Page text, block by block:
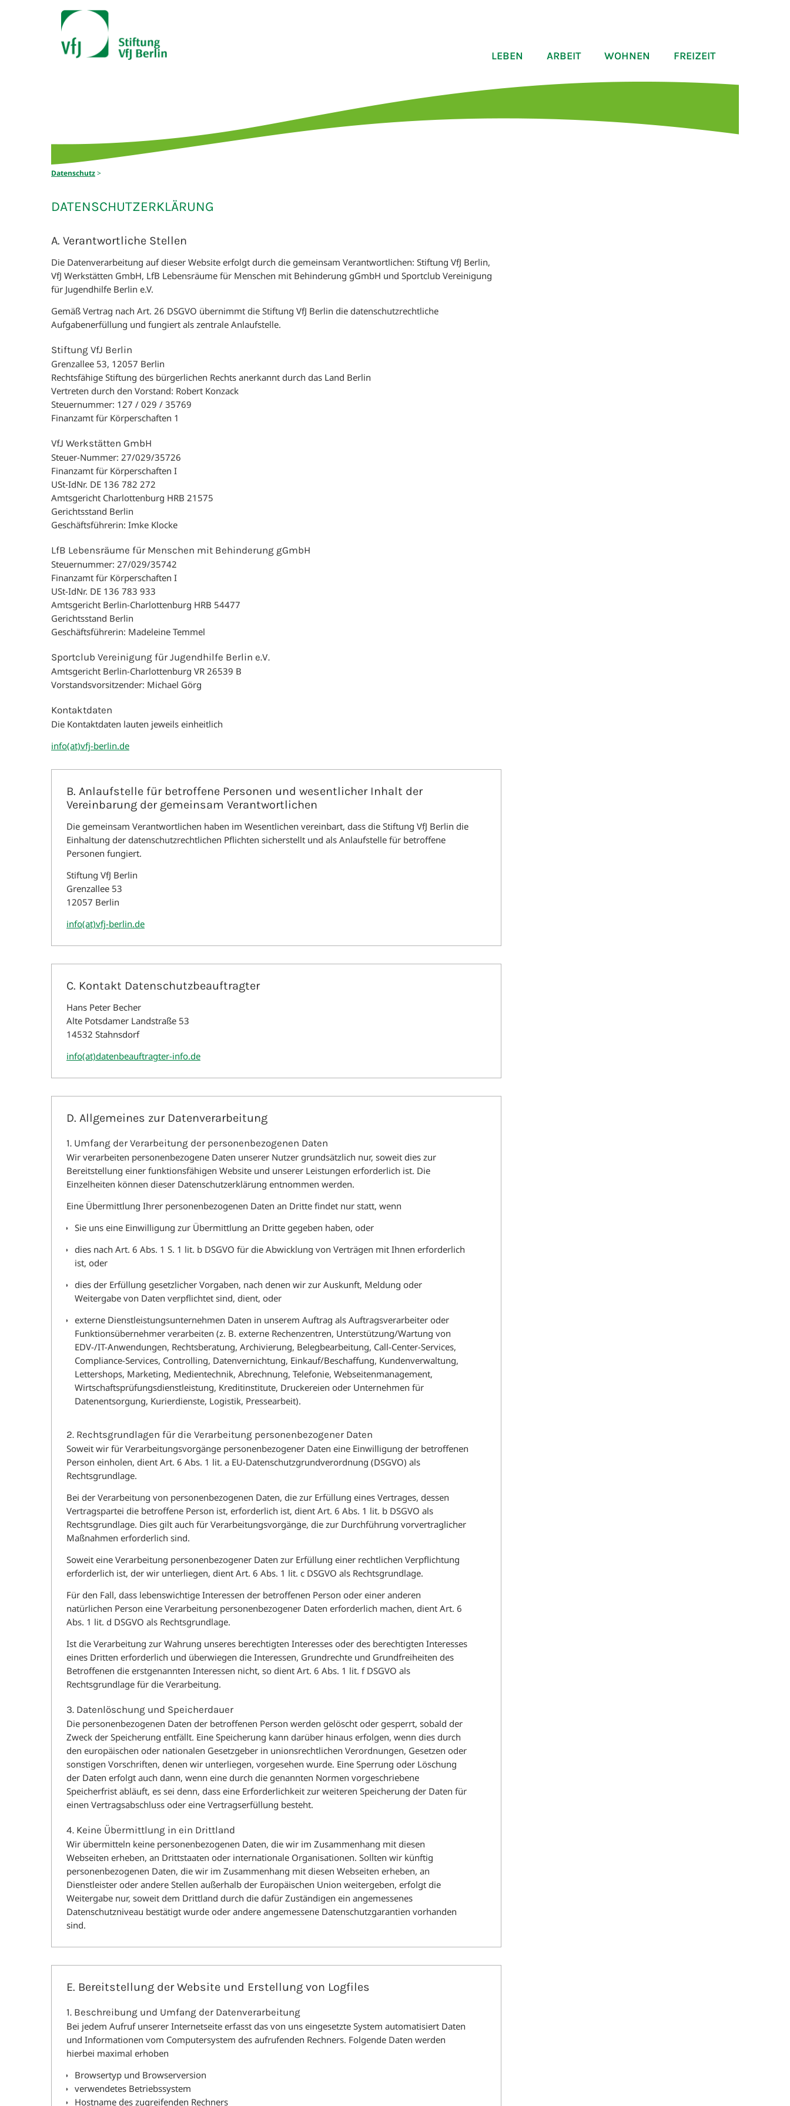
LEBEN ARBEIT WOHNEN FREIZEIT
Datenschutz>
DATENSCHUTZERKLÄRUNG
A. Verantwortliche Stellen
Die Datenverarbeitung auf dieser Website erfolgt durch die gemeinsam Verantwortlichen: Stiftung VfJ Berlin,
VfJ Werkstätten GmbH, LfB Lebensräume für Menschen mit Behinderung gGmbH und Sportclub Vereinigung
für Jugendhilfe Berlin e.V.
Gemäß Vertrag nach Art. 26 DSGVO übernimmt die Stiftung VfJ Berlin die datenschutzrechtliche
Aufgabenerfüllung und fungiert als zentrale Anlaufstelle.
Stiftung VfJ Berlin
Grenzallee 53, 12057 Berlin
Rechtsfähige Stiftung des bürgerlichen Rechts anerkannt durch das Land Berlin
Vertreten durch den Vorstand: Robert Konzack
Steuernummer: 127 / 029 / 35769
Finanzamt für Körperschaften 1
VfJ Werkstätten GmbH
Steuer-Nummer: 27/029/35726
Finanzamt für Körperschaften I
USt-IdNr. DE 136 782 272
Amtsgericht Charlottenburg HRB 21575
Gerichtsstand Berlin
Geschäftsführerin: Imke Klocke
LfB Lebensräume für Menschen mit Behinderung gGmbH
Steuernummer: 27/029/35742
Finanzamt für Körperschaften I
USt-IdNr. DE 136 783 933
Amtsgericht Berlin-Charlottenburg HRB 54477
Gerichtsstand Berlin
Geschäftsführerin: Madeleine Temmel
Sportclub Vereinigung für Jugendhilfe Berlin e.V.
Amtsgericht Berlin-Charlottenburg VR 26539 B
Vorstandsvorsitzender: Michael Görg
Kontaktdaten
Die Kontaktdaten lauten jeweils einheitlich
info(at)vfj-berlin.de
B. Anlaufstelle für betroffene Personen und wesentlicher Inhalt der
Vereinbarung der gemeinsam Verantwortlichen
Die gemeinsam Verantwortlichen haben im Wesentlichen vereinbart, dass die Stiftung VfJ Berlin die
Einhaltung der datenschutzrechtlichen Pflichten sicherstellt und als Anlaufstelle für betroffene
Personen fungiert.
Stiftung VfJ Berlin
Grenzallee 53
12057 Berlin
info(at)vfj-berlin.de
C. Kontakt Datenschutzbeauftragter
Hans Peter Becher
Alte Potsdamer Landstraße 53
14532 Stahnsdorf
info(at)datenbeauftragter-info.de
D. Allgemeines zur Datenverarbeitung
1. Umfang der Verarbeitung der personenbezogenen Daten
Wir verarbeiten personenbezogene Daten unserer Nutzer grundsätzlich nur, soweit dies zur
Bereitstellung einer funktionsfähigen Website und unserer Leistungen erforderlich ist. Die
Einzelheiten können dieser Datenschutzerklärung entnommen werden.
Eine Übermittlung Ihrer personenbezogenen Daten an Dritte findet nur statt, wenn
Sie uns eine Einwilligung zur Übermittlung an Dritte gegeben haben, oder
dies nach Art. 6 Abs. 1 S. 1 lit. b DSGVO für die Abwicklung von Verträgen mit Ihnen erforderlich
ist, oder
dies der Erfüllung gesetzlicher Vorgaben, nach denen wir zur Auskunft, Meldung oder
Weitergabe von Daten verpflichtet sind, dient, oder
externe Dienstleistungsunternehmen Daten in unserem Auftrag als Auftragsverarbeiter oder
Funktionsübernehmer verarbeiten (z. B. externe Rechenzentren, Unterstützung/Wartung von
EDV-/IT-Anwendungen, Rechtsberatung, Archivierung, Belegbearbeitung, Call-Center-Services,
Compliance-Services, Controlling, Datenvernichtung, Einkauf/Beschaffung, Kundenverwaltung,
Lettershops, Marketing, Medientechnik, Abrechnung, Telefonie, Webseitenmanagement,
Wirtschaftsprüfungsdienstleistung, Kreditinstitute, Druckereien oder Unternehmen für
Datenentsorgung, Kurierdienste, Logistik, Pressearbeit).
2. Rechtsgrundlagen für die Verarbeitung personenbezogener Daten
Soweit wir für Verarbeitungsvorgänge personenbezogener Daten eine Einwilligung der betroffenen
Person einholen, dient Art. 6 Abs. 1 lit. a EU-Datenschutzgrundverordnung (DSGVO) als
Rechtsgrundlage.
Bei der Verarbeitung von personenbezogenen Daten, die zur Erfüllung eines Vertrages, dessen
Vertragspartei die betroffene Person ist, erforderlich ist, dient Art. 6 Abs. 1 lit. b DSGVO als
Rechtsgrundlage. Dies gilt auch für Verarbeitungsvorgänge, die zur Durchführung vorvertraglicher
Maßnahmen erforderlich sind.
Soweit eine Verarbeitung personenbezogener Daten zur Erfüllung einer rechtlichen Verpflichtung
erforderlich ist, der wir unterliegen, dient Art. 6 Abs. 1 lit. c DSGVO als Rechtsgrundlage.
Für den Fall, dass lebenswichtige Interessen der betroffenen Person oder einer anderen
natürlichen Person eine Verarbeitung personenbezogener Daten erforderlich machen, dient Art. 6
Abs. 1 lit. d DSGVO als Rechtsgrundlage.
Ist die Verarbeitung zur Wahrung unseres berechtigten Interesses oder des berechtigten Interesses
eines Dritten erforderlich und überwiegen die Interessen, Grundrechte und Grundfreiheiten des
Betroffenen die erstgenannten Interessen nicht, so dient Art. 6 Abs. 1 lit. f DSGVO als
Rechtsgrundlage für die Verarbeitung.
3. Datenlöschung und Speicherdauer
Die personenbezogenen Daten der betroffenen Person werden gelöscht oder gesperrt, sobald der
Zweck der Speicherung entfällt. Eine Speicherung kann darüber hinaus erfolgen, wenn dies durch
den europäischen oder nationalen Gesetzgeber in unionsrechtlichen Verordnungen, Gesetzen oder
sonstigen Vorschriften, denen wir unterliegen, vorgesehen wurde. Eine Sperrung oder Löschung
der Daten erfolgt auch dann, wenn eine durch die genannten Normen vorgeschriebene
Speicherfrist abläuft, es sei denn, dass eine Erforderlichkeit zur weiteren Speicherung der Daten für
einen Vertragsabschluss oder eine Vertragserfüllung besteht.
4. Keine Übermittlung in ein Drittland
Wir übermitteln keine personenbezogenen Daten, die wir im Zusammenhang mit diesen
Webseiten erheben, an Drittstaaten oder internationale Organisationen. Sollten wir künftig
personenbezogenen Daten, die wir im Zusammenhang mit diesen Webseiten erheben, an
Dienstleister oder andere Stellen außerhalb der Europäischen Union weitergeben, erfolgt die
Weitergabe nur, soweit dem Drittland durch die dafür Zuständigen ein angemessenes
Datenschutzniveau bestätigt wurde oder andere angemessene Datenschutzgarantien vorhanden
sind.
E. Bereitstellung der Website und Erstellung von Logfiles
1. Beschreibung und Umfang der Datenverarbeitung
Bei jedem Aufruf unserer Internetseite erfasst das von uns eingesetzte System automatisiert Daten
und Informationen vom Computersystem des aufrufenden Rechners. Folgende Daten werden
hierbei maximal erhoben
Browsertyp und Browserversion
verwendetes Betriebssystem
Hostname des zugreifenden Rechners